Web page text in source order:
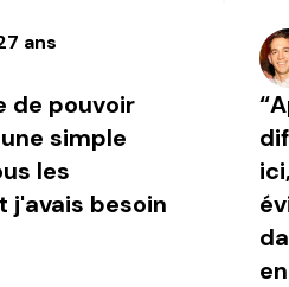
ans
de pouvoir
simple
les
j'avais besoin